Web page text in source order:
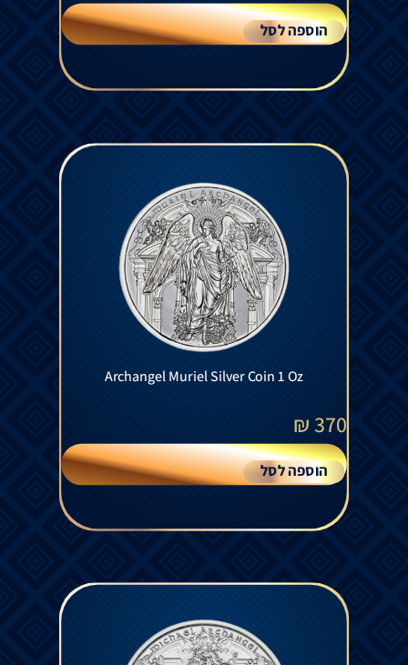
הוספה לסל
Archangel Muriel Silver Coin 1 Oz
370
₪
הוספה לסל